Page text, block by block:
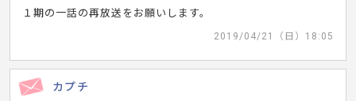
１期の一話の再放送をお願いします。
2019/04/21（日）18:05
カプチ